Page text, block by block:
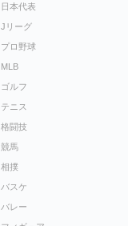
日本代表
Jリーグ
プロ野球
MLB
ゴルフ
テニス
格闘技
競馬
相撲
バスケ
バレー